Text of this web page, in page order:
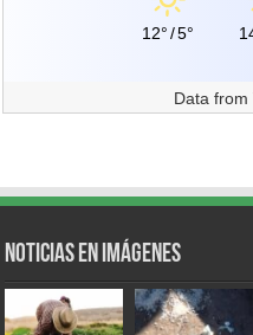
12°/5°
Data from
Noticias en Imágenes